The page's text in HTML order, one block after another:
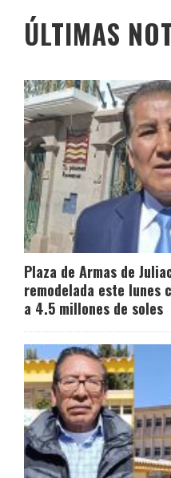
ÚLTIMAS
Plaza de Armas de
remodelada este lunes
a 4.5 millones de soles